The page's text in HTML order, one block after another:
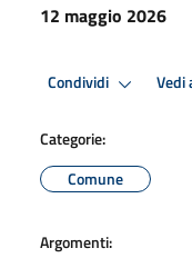
12 maggio 2026
Condividi Vedi
Categorie:
Comune
Argomenti: